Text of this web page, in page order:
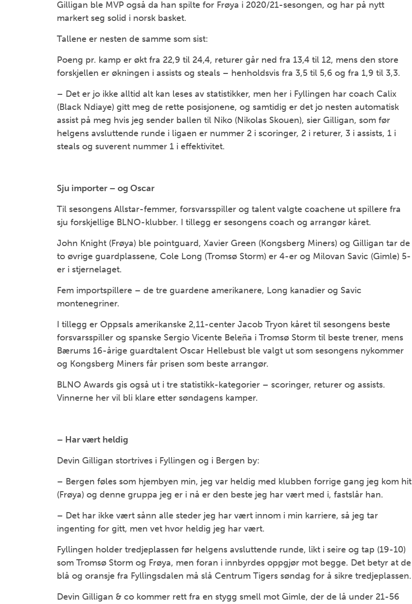
Gilligan ble MVP også da han spilte for Frøya i 2020/21-sesongen, og har på nytt
markert seg solid i norsk basket.
Tallene er nesten de samme som sist:
Poeng pr. kamp er økt fra 22,9 til 24,4, returer går ned fra 13,4 til 12, mens den store
forskjellen er økningen i assists og steals – henholdsvis fra 3,5 til 5,6 og fra 1,9 til 3,3.
– Det er jo ikke alltid alt kan leses av statistikker, men her i Fyllingen har coach Calix
(Black Ndiaye) gitt meg de rette posisjonene, og samtidig er det jo nesten automatisk
assist på meg hvis jeg sender ballen til Niko (Nikolas Skouen), sier Gilligan, som før
helgens avsluttende runde i ligaen er nummer 2 i scoringer, 2 i returer, 3 i assists, 1 i
steals og suverent nummer 1 i effektivitet.
Sju importer – og Oscar
Til sesongens Allstar-femmer, forsvarsspiller og talent valgte coachene ut spillere fra
sju forskjellige BLNO-klubber. I tillegg er sesongens coach og arrangør kåret.
John Knight (Frøya) ble pointguard, Xavier Green (Kongsberg Miners) og Gilligan tar de
to øvrige guardplassene, Cole Long (Tromsø Storm) er 4-er og Milovan Savic (Gimle) 5-
er i stjernelaget.
Fem importspillere – de tre guardene amerikanere, Long kanadier og Savic
montenegriner.
I tillegg er Oppsals amerikanske 2,11-center Jacob Tryon kåret til sesongens beste
forsvarsspiller og spanske Sergio Vicente Beleña i Tromsø Storm til beste trener, mens
Bærums 16-årige guardtalent Oscar Hellebust ble valgt ut som sesongens nykommer
og Kongsberg Miners får prisen som beste arrangør.
BLNO Awards gis også ut i tre statistikk-kategorier – scoringer, returer og assists.
Vinnerne her vil bli klare etter søndagens kamper.
– Har vært heldig
Devin Gilligan stortrives i Fyllingen og i Bergen by:
– Bergen føles som hjembyen min, jeg var heldig med klubben forrige gang jeg kom hit
(Frøya) og denne gruppa jeg er i nå er den beste jeg har vært med i, fastslår han.
– Det har ikke vært sånn alle steder jeg har vært innom i min karriere, så jeg tar
ingenting for gitt, men vet hvor heldig jeg har vært.
Fyllingen holder tredjeplassen før helgens avsluttende runde, likt i seire og tap (19-10)
som Tromsø Storm og Frøya, men foran i innbyrdes oppgjør mot begge. Det betyr at de
blå og oransje fra Fyllingsdalen må slå Centrum Tigers søndag for å sikre tredjeplassen.
Devin Gilligan & co kommer rett fra en stygg smell mot Gimle, der de lå under 21-56